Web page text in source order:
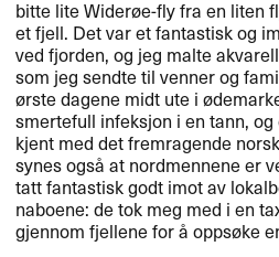
bitte lite Wider​ø​e-fly fra en liten
et fjell. Det var et fantastisk og
ved fjorden, og jeg malte
som jeg sendte til venner og
ø​rste dagene midt ute i
smertefull infeksjon i en tann,
kjent med det fremragende
synes ogs​å at nordmennene er
tatt fantastisk godt imot av
naboene: de tok meg med i en
gjennom fjellene for ​å opps​ø​ke